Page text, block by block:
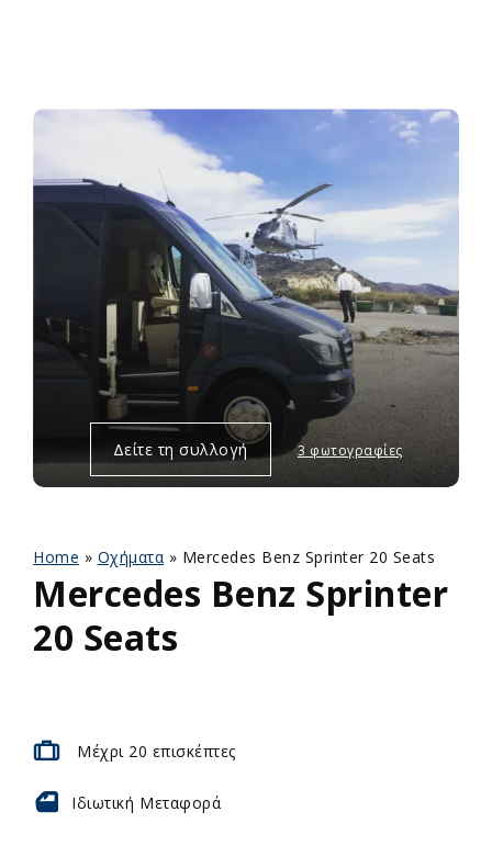
Δείτε τη συλλογή 3 φωτογραφίες
Home » Οχήματα » Mercedes Benz Sprinter 20 Seats
Mercedes Benz Sprinter
20 Seats
Μέχρι 20 επισκέπτες
Ιδιωτική Μεταφορά